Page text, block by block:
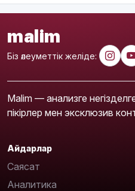
malim
Біз әлеуметтік желіде:
Malim — анализге
пікірлер мен эксклюзив
Айдарлар
Саясат
Аналитика